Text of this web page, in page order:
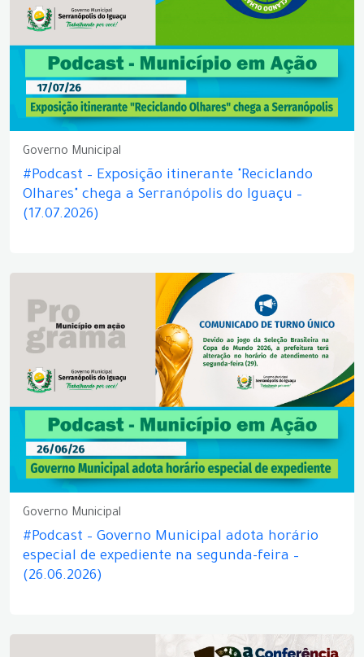
Governo Municipal
#Podcast – Exposição itinerante "Reciclando
Olhares" chega a Serranópolis do Iguaçu –
(17.07.2026)
Governo Municipal
#Podcast – Governo Municipal adota horário
especial de expediente na segunda-feira –
(26.06.2026)